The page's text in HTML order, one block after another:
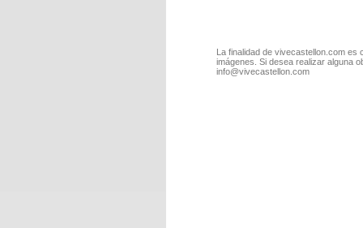
La finalidad de vivecastellon.com
imágenes. Si desea realizar alguna
info@vivecastellon.com